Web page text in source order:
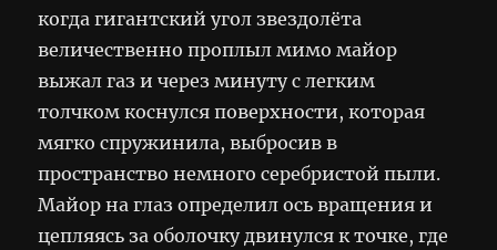
когда гигантский угол звездолёта
величественно проплыл мимо майор
выжал газ и через минуту с легким
толчком коснулся поверхности, которая
мягко спружинила, выбросив в
пространство немного серебристой пыли.
Майор на глаз определил ось вращения и
цепляясь за оболочку двинулся к точке, где